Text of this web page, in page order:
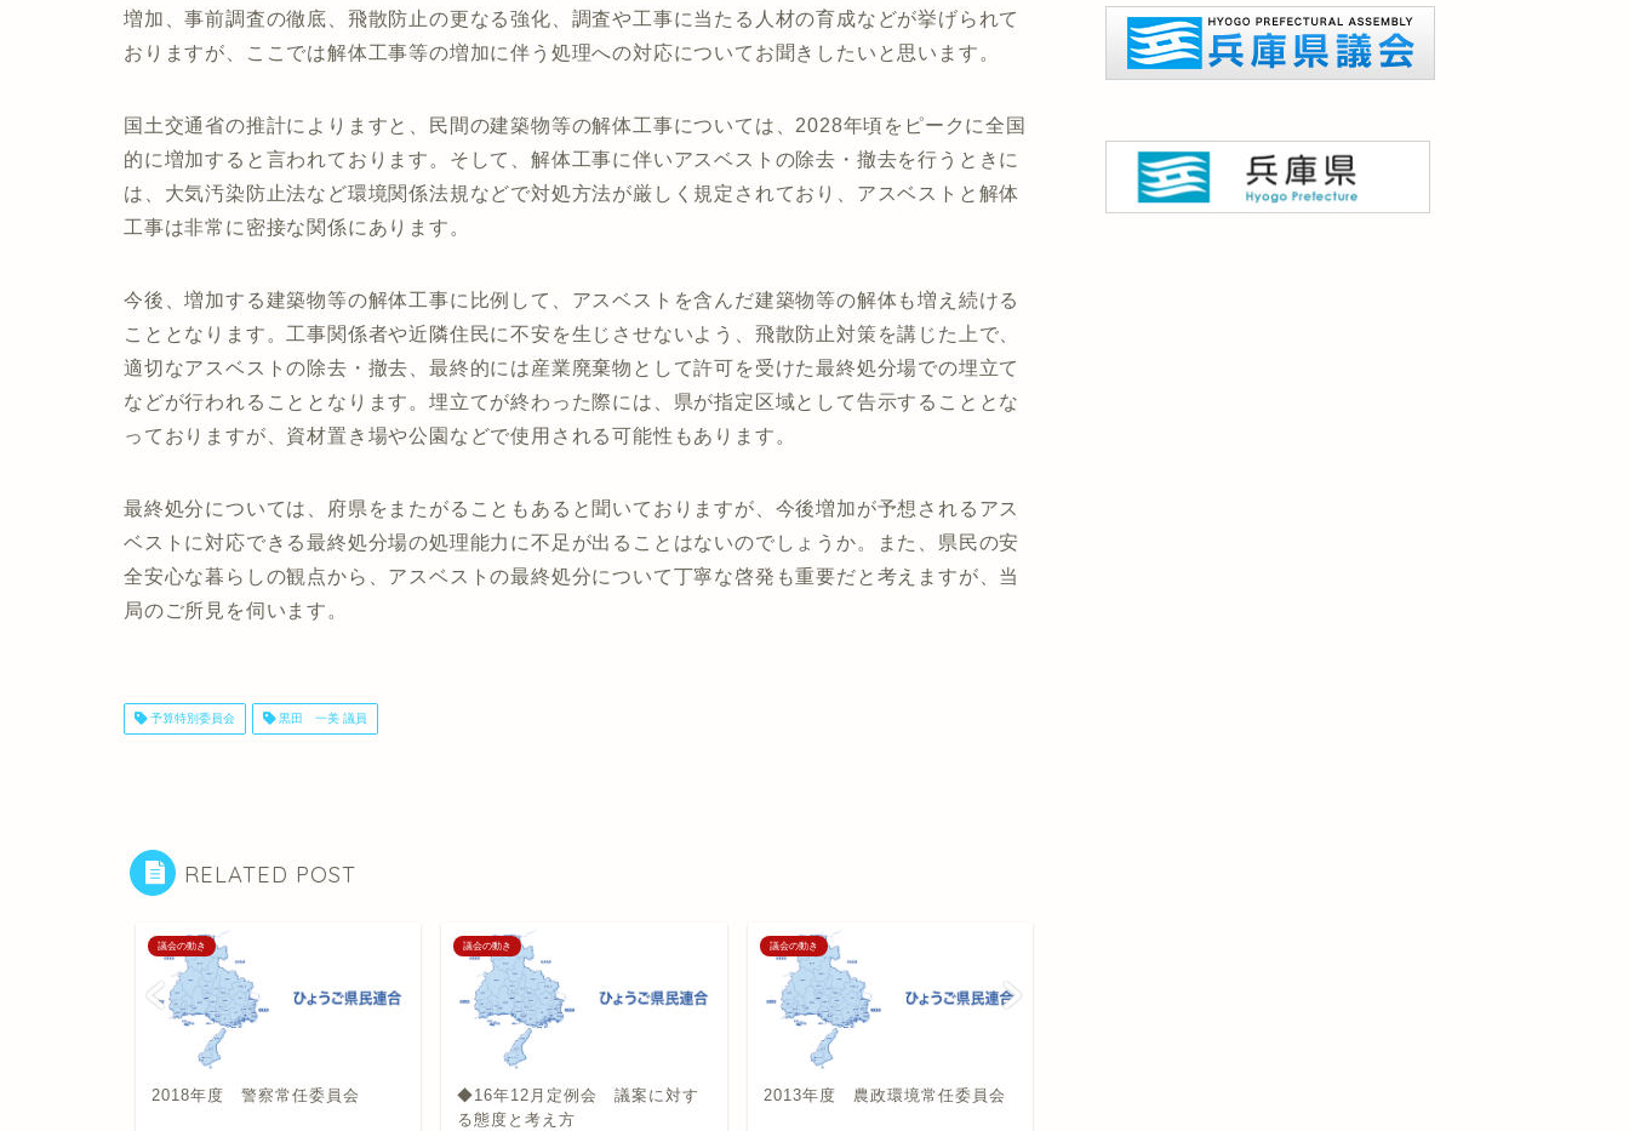
増加、事前調査の徹底、飛散防止の更なる強化、調査や工事に当たる人材の育成などが挙げられて
おりますが、ここでは解体工事等の増加に伴う処理への対応についてお聞きしたいと思います。
国土交通省の推計によりますと、民間の建築物等の解体工事については、2028年頃をピークに全国
的に増加すると言われております。そして、解体工事に伴いアスベストの除去・撤去を行うときに
は、大気汚染防止法など環境関係法規などで対処方法が厳しく規定されており、アスベストと解体
工事は非常に密接な関係にあります。
今後、増加する建築物等の解体工事に比例して、アスベストを含んだ建築物等の解体も増え続ける
こととなります。工事関係者や近隣住民に不安を生じさせないよう、飛散防止対策を講じた上で、
適切なアスベストの除去・撤去、最終的には産業廃棄物として許可を受けた最終処分場での埋立て
などが行われることとなります。埋立てが終わった際には、県が指定区域として告示することとな
っておりますが、資材置き場や公園などで使用される可能性もあります。
最終処分については、府県をまたがることもあると聞いておりますが、今後増加が予想されるアス
ベストに対応できる最終処分場の処理能力に不足が出ることはないのでしょうか。また、県民の安
全安心な暮らしの観点から、アスベストの最終処分について丁寧な啓発も重要だと考えますが、当
局のご所見を伺います。
予算特別委員会 黒田 一美 議員
RELATED POST
議会の動き
2018年度 警察常任委員会
議会の動き
◆16年12月定例会 議案に対す
る態度と考え方
議会の動き
2013年度 農政環境常任委員会